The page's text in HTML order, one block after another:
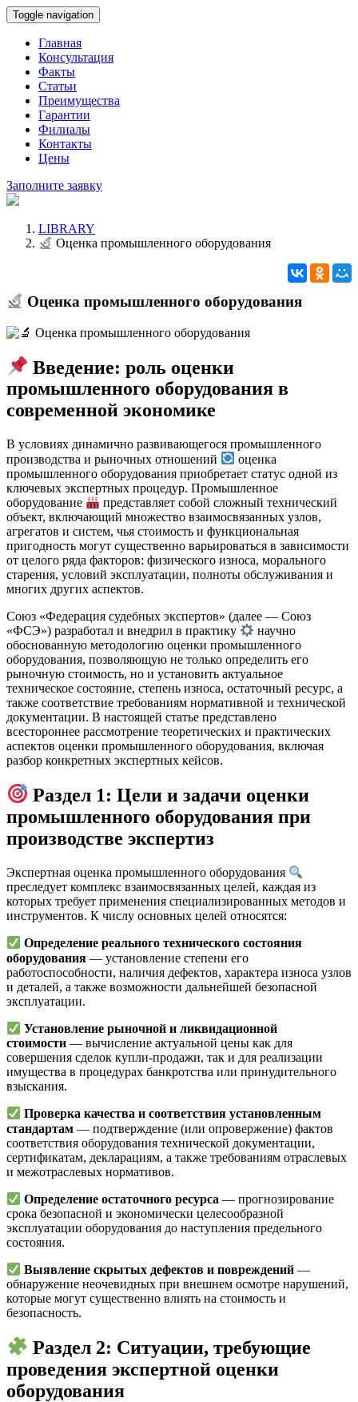
Toggle navigation
Главная
Консультация
Факты
Статьи
Преимущества
Гарантии
Филиалы
Контакты
Цены
Заполните заявку
LIBRARY
Оценка промышленного оборудования
Оценка промышленного оборудования
Введение: роль оценки
промышленного оборудования в
современной экономике
В условиях динамично развивающегося промышленного
производства и рыночных отношений
оценка
промышленного оборудования приобретает статус одной из
ключевых экспертных процедур. Промышленное
оборудование
представляет собой сложный технический
объект, включающий множество взаимосвязанных узлов,
агрегатов и систем, чья стоимость и функциональная
пригодность могут существенно варьироваться в зависимости
от целого ряда факторов: физического износа, морального
старения, условий эксплуатации, полноты обслуживания и
многих других аспектов.
Союз «Федерация судебных экспертов» (далее — Союз
«ФСЭ») разработал и внедрил в практику
научно
обоснованную методологию оценки промышленного
оборудования, позволяющую не только определить его
рыночную стоимость, но и установить актуальное
техническое состояние, степень износа, остаточный ресурс, а
также соответствие требованиям нормативной и технической
документации. В настоящей статье представлено
всестороннее рассмотрение теоретических и практических
аспектов оценки промышленного оборудования, включая
разбор конкретных экспертных кейсов.
Раздел 1: Цели и задачи оценки
промышленного оборудования при
производстве экспертиз
Экспертная оценка промышленного оборудования
преследует комплекс взаимосвязанных целей, каждая из
которых требует применения специализированных методов и
инструментов. К числу основных целей относятся:
Определение реального технического состояния
оборудования — установление степени его
работоспособности, наличия дефектов, характера износа узлов
и деталей, а также возможности дальнейшей безопасной
эксплуатации.
Установление рыночной и ликвидационной
стоимости — вычисление актуальной цены как для
совершения сделок купли-продажи, так и для реализации
имущества в процедурах банкротства или принудительного
взыскания.
Проверка качества и соответствия установленным
стандартам — подтверждение (или опровержение) фактов
соответствия оборудования технической документации,
сертификатам, декларациям, а также требованиям отраслевых
и межотраслевых нормативов.
Определение остаточного ресурса — прогнозирование
срока безопасной и экономически целесообразной
эксплуатации оборудования до наступления предельного
состояния.
Выявление скрытых дефектов и повреждений —
обнаружение неочевидных при внешнем осмотре нарушений,
которые могут существенно влиять на стоимость и
безопасность.
Раздел 2: Ситуации, требующие
проведения экспертной оценки
оборудования